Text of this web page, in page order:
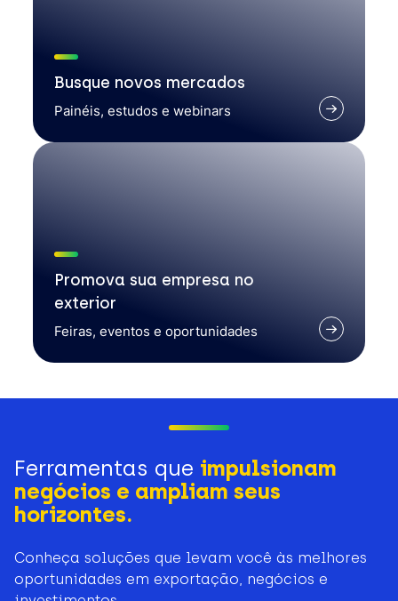
Busque novos mercados
Painéis, estudos e webinars
Promova sua empresa no
exterior
Feiras, eventos e oportunidades
Ferramentas que impulsionam
negócios e ampliam seus
horizontes.
Conheça soluções que levam você às melhores
oportunidades em exportação, negócios e